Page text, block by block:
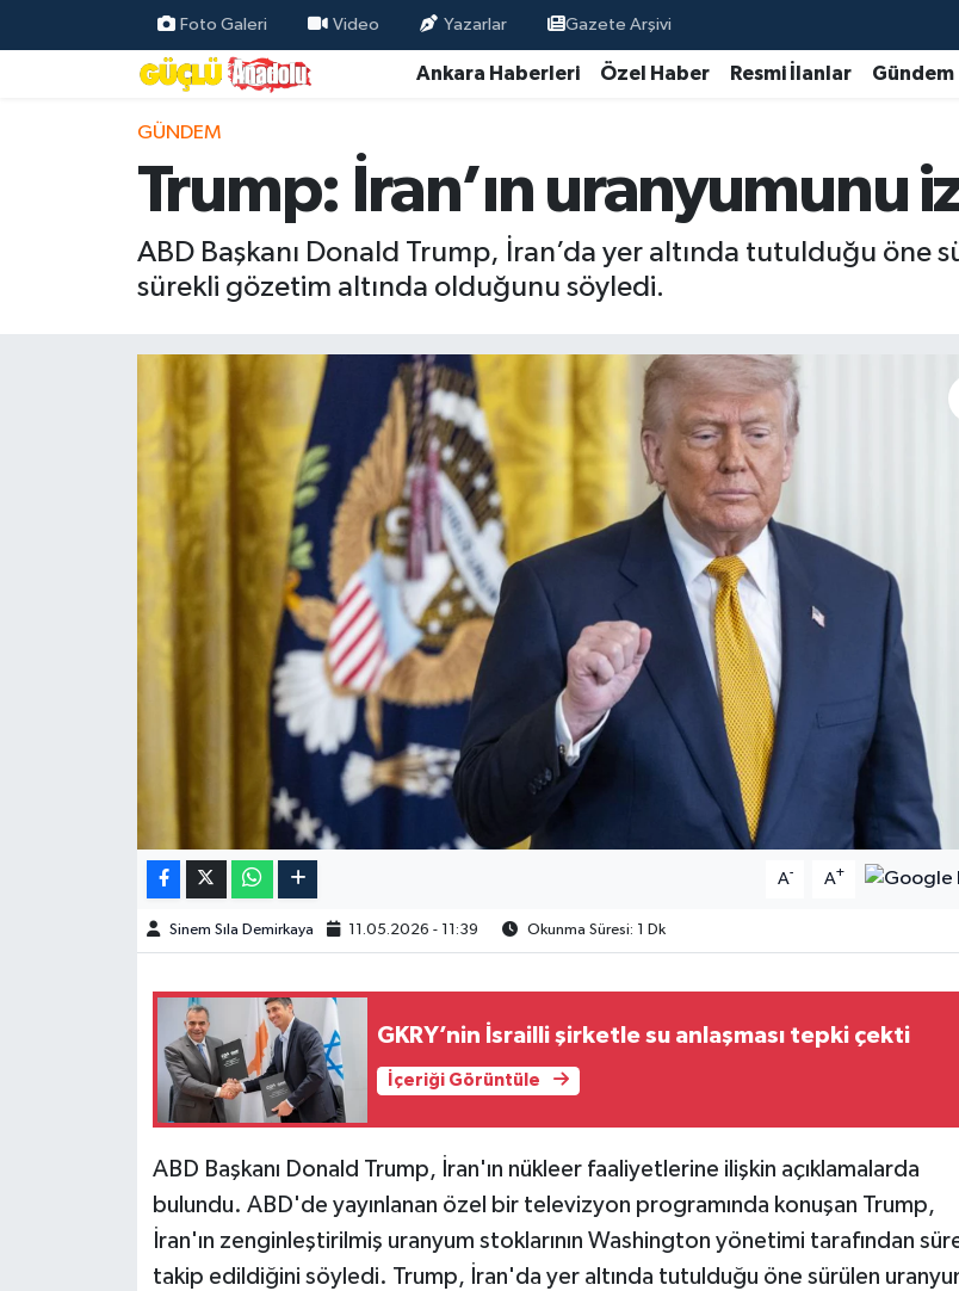
Foto Galeri Video Yazarlar Gazete Arşivi
Ankara Haberleri Özel Haber Resmi İlanlar Gündem
GÜNDEM
Trump: İran’ın uranyumunu
ABD Başkanı Donald Trump, İran’da yer altında tutulduğu öne
sürekli gözetim altında olduğunu söyledi.
A- A+
Sinem Sıla Demirkaya 11.05.2026 - 11:39 Okunma Süresi: 1 Dk
GKRY’nin İsrailli şirketle su anlaşması tepki çekti
İçeriği Görüntüle
ABD Başkanı Donald Trump, İran'ın nükleer faaliyetlerine ilişkin açıklamalarda
bulundu. ABD'de yayınlanan özel bir televizyon programında konuşan Trump,
İran'ın zenginleştirilmiş uranyum stoklarının Washington yönetimi tarafından
takip edildiğini söyledi. Trump, İran'da yer altında tutulduğu öne sürülen
Özel Haber
Resmi İlanlar
Burç Yorumları
Hava Durumu
Kim kimdir?
Kültür Sanat
Televizyon